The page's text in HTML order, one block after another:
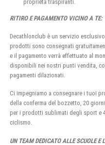
proprietà traspiranti.
RITIRO E PAGAMENTO VICINO A TE:
Decathlonclub è un servizio
prodotti sono consegnati
e il pagamento verrà effettuato al
disponibili nei nostri punti vendita,
pagamenti dilazionati.
Ci impegniamo a consegnare i tuoi
della conferma del bozzetto, 20
per i prodotti sublimati degli sport e
ciclismo.
UN TEAM DEDICATO ALLE SCUOLE E